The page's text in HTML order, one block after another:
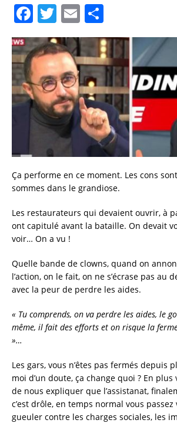
F
a
c
e
b
o
o
T
w
it
te
r
E
m
ai
l
h
a
re
Ça performe en ce moment. Les cons
sommes dans le grandiose.
Les restaurateurs qui devaient ouvrir, à
ont capitulé avant la bataille. On devait
voir… On a vu !
Quelle bande de clowns, quand on
l’action, on le fait, on ne s’écrase pas au
avec la peur de perdre les aides.
« Tu comprends, on va perdre les aides, le
même, il fait des efforts et on risque la
»…
Les gars, vous n’êtes pas fermés depuis
moi d’un doute, ça change quoi ? En
de nous expliquer que l’assistanat,
c’est drôle, en temps normal vous
gueuler contre les charges sociales, les